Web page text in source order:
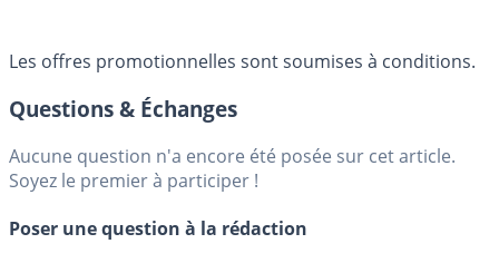
Les offres promotionnelles sont soumises à conditions.
Questions & Échanges
Aucune question n'a encore été posée sur cet article.
Soyez le premier à participer !
Poser une question à la rédaction